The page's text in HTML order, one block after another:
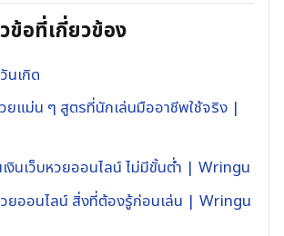
ข้อที่เกี่ยวข้อง
นเกิด
แม่น ๆ สูตรที่นักเล่นมืออาชีพใช้จริง |
งินเว็บหวยออนไลน์ ไม่มีขั้นต่ำ | Wringu
วยออนไลน์ สิ่งที่ต้องรู้ก่อนเล่น | Wringu